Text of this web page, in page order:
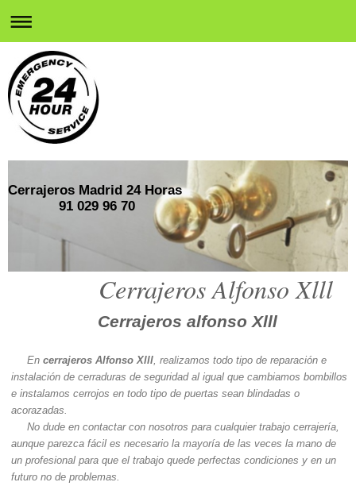
Cerrajeros Madrid 24 Horas
91 029 96 70
Cerrajeros Alfonso Xlll
Cerrajeros alfonso Xlll
En cerrajeros Alfonso Xlll , realizamos todo tipo de reparación e
instalación de cerraduras de seguridad al igual que cambiamos bombillos
e instalamos cerrojos en todo tipo de puertas sean blindadas o
acorazadas.
No dude en contactar con nosotros para cualquier trabajo cerrajería,
aunque parezca fácil es necesario la mayoría de las veces la mano de
un profesional para que el trabajo quede perfectas condiciones y en un
futuro no de problemas.